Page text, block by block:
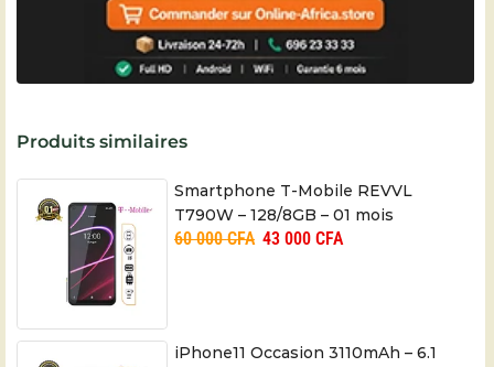
Produits similaires
Smartphone T-Mobile REVVL
T790W – 128/8GB – 01 mois
60 000CFA 43 000 CFA
iPhone11 Occasion 3110mAh – 6.1